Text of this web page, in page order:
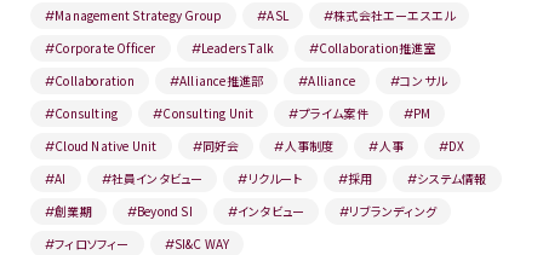
#Management Strategy Group #ASL #株式会社エーエスエル
#Corporate Officer #Leaders Talk #Collaboration推進室
#Collaboration #Alliance推進部 #Alliance #コンサル
#Consulting #Consulting Unit #プライム案件 #PM
#Cloud Native Unit #同好会 # 人事制度 # 人事 #DX
#AI #社員インタビュー #リクルート #採用 #システム情報
#創業期 #Beyond SI #インタビュー #リブランディング
#フィロソフィー #SI&C WAY